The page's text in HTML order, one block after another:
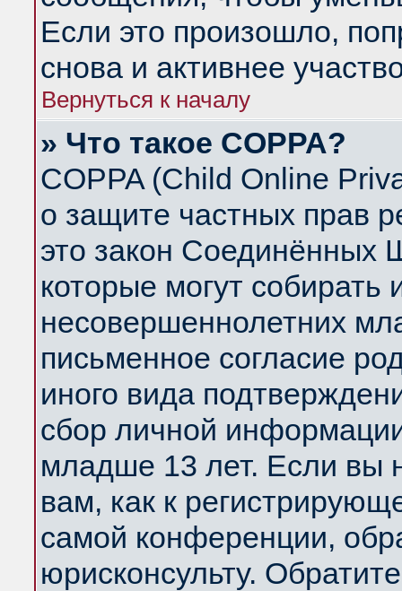
Если это произошло,
снова и активнее
Вернуться к началу
» Что такое COPPA?
COPPA (Child Online
о защите частных прав
это закон Соединённых
которые могут
несовершеннолетних
письменное согласие
иного вида
сбор личной
младше 13 лет. Если вы
вам, как к
самой конференции,
юрисконсульту.